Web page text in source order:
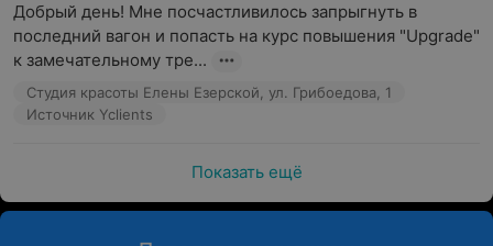
Добрый день! Мне посчастливилось запрыгнуть в
последний вагон и попасть на курс повышения "Upgrade"
к замечательному тре...
Студия красоты Елены Езерской, ул. Грибоедова, 1
Источник Yclients
Показать ещё